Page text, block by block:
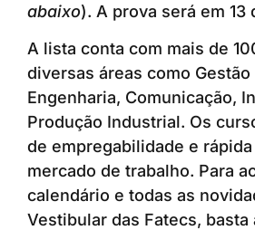
abaixo). A prova será em 13
A lista conta com mais de
diversas áreas como
Engenharia, Comunicação,
Produção Industrial. Os
de empregabilidade e
mercado de trabalho. Para
calendário e todas as
Vestibular das Fatecs, basta